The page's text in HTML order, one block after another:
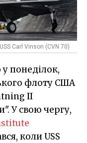
Carl Vinson (CVN 70)
у понеділок,
флоту США
II
У свою чергу,
коли USS